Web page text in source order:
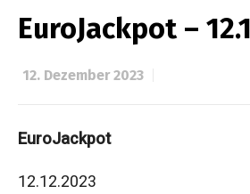
EuroJackpot –
12. Dezember 2023
EuroJackpot
12.12.2023